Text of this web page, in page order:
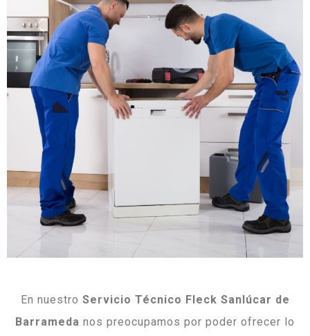
En nuestro Servicio Técnico Fleck Sanlúcar de
Barrameda nos preocupamos por poder ofrecer lo